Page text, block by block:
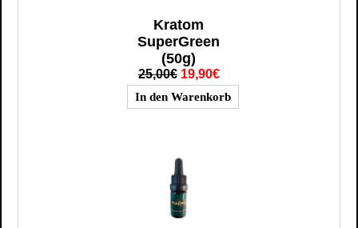
Kratom
SuperGreen
(50g)
25,00€ 19,90€